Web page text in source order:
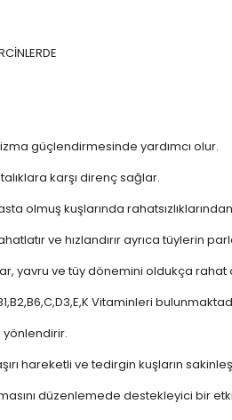
güçlendirmesinde yardımcı olur.
karşı direnç sağlar.
olmuş kuşlarında
ve hızlandırır ayrıca tüylerin
yavru ve tüy dönemini oldukça rahat
Vitaminleri
yönlendirir.
hareketli ve tedirgin kuşların
düzenlemede destekleyici bir